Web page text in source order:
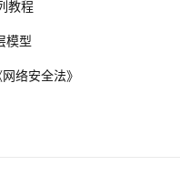
教程
模型
络安全法》